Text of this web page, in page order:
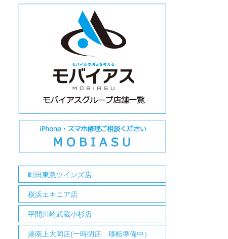
町田東急ツインズ店
横浜エキニア店
平間川崎武蔵小杉店
港南上大岡店(一時閉店 移転準備中）